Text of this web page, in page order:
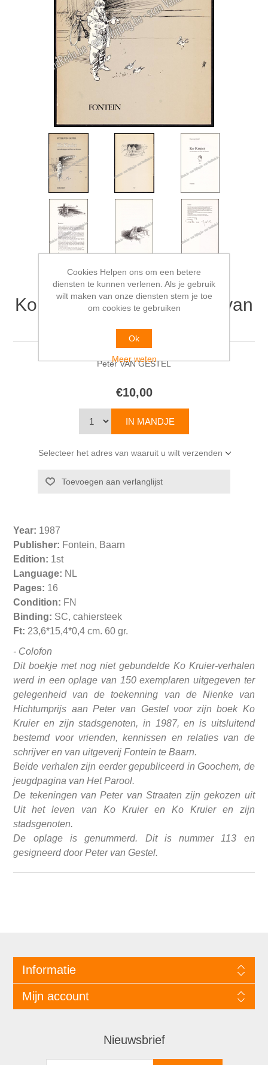
Ko Kruier met tekeningen van
Peter van Straaten
Peter VAN GESTEL
€10,00
Selecteer het adres van waaruit u wilt verzenden
Year: 1987
Publisher: Fontein, Baarn
Edition: 1st
Language: NL
Pages: 16
Condition: FN
Binding: SC, cahiersteek
Ft: 23,6*15,4*0,4 cm. 60 gr.
- Colofon
Dit boekje met nog niet gebundelde Ko Kruier-verhalen
werd in een oplage van 150 exemplaren uitgegeven ter
gelegenheid van de toekenning van de Nienke van
Hichtumprijs aan Peter van Gestel voor zijn boek Ko
Kruier en zijn stadsgenoten, in 1987, en is uitsluitend
bestemd voor vrienden, kennissen en relaties van de
schrijver en van uitgeverij Fontein te Baarn.
Beide verhalen zijn eerder gepubliceerd in Goochem, de
jeugdpagina van Het Parool.
De tekeningen van Peter van Straaten zijn gekozen uit
Uit het leven van Ko Kruier en Ko Kruier en zijn
stadsgenoten.
De oplage is genummerd. Dit is nummer 113 en
gesigneerd door Peter van Gestel.
Informatie
Mijn account
Nieuwsbrief
Cookies Helpen ons om een betere
diensten te kunnen verlenen. Als je gebruik
wilt maken van onze diensten stem je toe
om cookies te gebruiken
Ok
Meer weten